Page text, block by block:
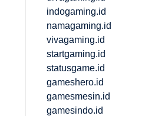
indogaming.id
namagaming.id
vivagaming.id
startgaming.id
statusgame.id
gameshero.id
gamesmesin.id
gamesindo.id